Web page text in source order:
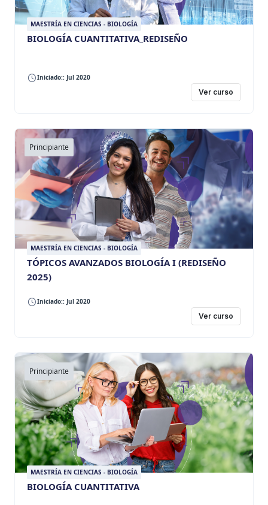
MAESTRÍA EN CIENCIAS - BIOLOGÍA
BIOLOGÍA CUANTITATIVA_REDISEÑO
Iniciado:: Jul 2020
Ver curso
Principiante
MAESTRÍA EN CIENCIAS - BIOLOGÍA
TÓPICOS AVANZADOS BIOLOGÍA I (REDISEÑO
2025)
Iniciado:: Jul 2020
Ver curso
Principiante
MAESTRÍA EN CIENCIAS - BIOLOGÍA
BIOLOGÍA CUANTITATIVA